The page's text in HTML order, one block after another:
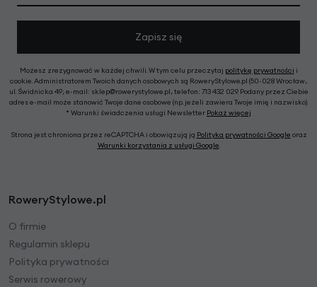
Zapisz się
Możesz zrezygnować w każdej chwili. W tym celu przeczytaj politykę prywatności i
cookie. Administratorem Twoich danych osobowych są RoweryStylowe.pl (50-028 Wrocław,
ul. Świdnicka 49; e-mail: sklep@rowerystylowe.pl, telefon: 713 432 029. Podany przez Ciebie
adres e-mail może stanowić Twoje dane osobowe (np. jeżeli zawiera Twoje imię i nazwisko).
* Warunki świadczenia usługi Newsletter Pokaż więcej
Strona jest chroniona przez reCAPTCHA i obowiązują ją Polityka prywatności Google oraz
Warunki korzystania z usługi Google.
RoweryStylowe.pl
O firmie
Regulamin sklepu
Polityka prywatności
Serwis rowerowy